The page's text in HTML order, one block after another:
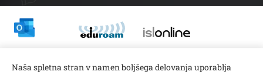
pr@fs.uni-lj.si
Naša spletna stran v namen boljšega delovanja uporablja